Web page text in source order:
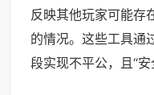
反映其他玩家可能存
的情况。这些工具通
段实现不平公，且“安